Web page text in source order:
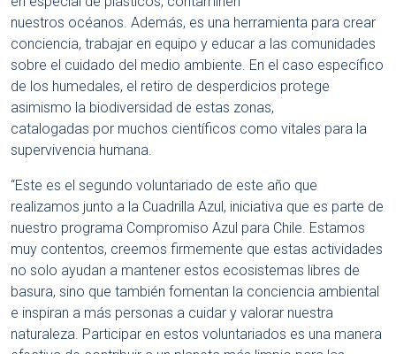
nuestros océanos. Además, es una herramienta para crear
conciencia, trabajar en equipo y educar a las comunidades
sobre el cuidado del medio ambiente. En el caso específico
de los humedales, el retiro de desperdicios protege
asimismo la biodiversidad de estas zonas,
catalogadas por muchos científicos como vitales para la
supervivencia humana.
“Este es el segundo voluntariado de este año que
realizamos junto a la Cuadrilla Azul, iniciativa que es parte de
nuestro programa Compromiso Azul para Chile. Estamos
muy contentos, creemos firmemente que estas actividades
no solo ayudan a mantener estos ecosistemas libres de
basura, sino que también fomentan la conciencia ambiental
e inspiran a más personas a cuidar y valorar nuestra
naturaleza. Participar en estos voluntariados es una manera